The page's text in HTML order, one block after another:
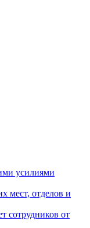
усилиями
мест, отделов и
сотрудников от